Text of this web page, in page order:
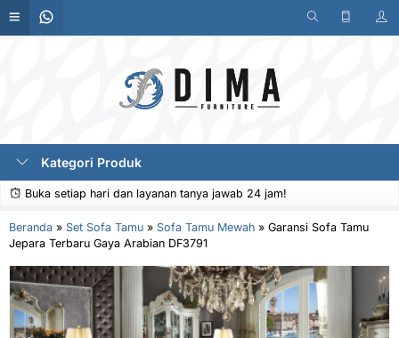
Kategori Produk
Buka setiap hari dan layanan tanya jawab 24 jam!
Beranda » Set Sofa Tamu » Sofa Tamu Mewah » Garansi Sofa Tamu
Jepara Terbaru Gaya Arabian DF3791